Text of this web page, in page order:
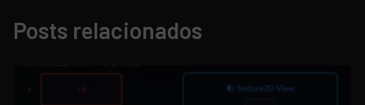
Posts relacionados